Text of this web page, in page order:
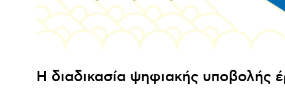
Η διαδικασία ψηφιακής υποβολής